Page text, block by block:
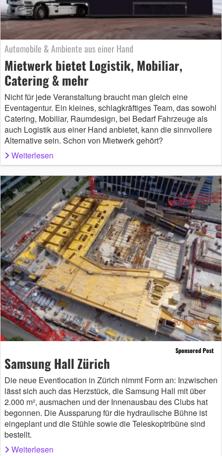
Automobile & Ambiente aus einer Hand
Mietwerk bietet Logistik, Mobiliar,
Catering & mehr
Nicht für jede Veranstaltung braucht man gleich eine
Eventagentur. Ein kleines, schlagkräftiges Team, das sowohl
Catering, Mobiliar, Raumdesign, bei Bedarf Fahrzeuge als
auch Logistik aus einer Hand anbietet, kann die sinnvollere
Alternative sein. Schon von Mietwerk gehört?
Weiterlesen
Sponsored Post
Samsung Hall Zürich
Die neue Eventlocation in Zürich nimmt Form an: Inzwischen
lässt sich auch das Herzstück, die Samsung Hall mit über
2.000 m², ausmachen und der Innenausbau des Clubs hat
begonnen. Die Aussparung für die hydraulische Bühne ist
eingeplant und die Stühle sowie die Teleskoptribüne sind
bestellt.
Weiterlesen